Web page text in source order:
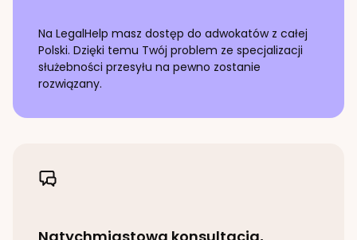
Na LegalHelp masz dostęp do adwokatów z całej
Polski. Dzięki temu Twój problem ze specjalizacji
służebności przesyłu na pewno zostanie
rozwiązany.